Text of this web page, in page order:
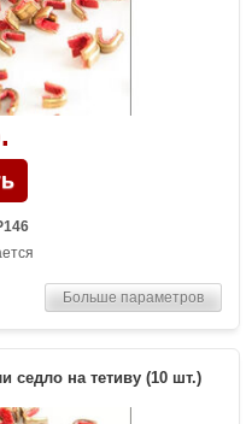
Больше параметров
седло на тетиву (10 шт.)